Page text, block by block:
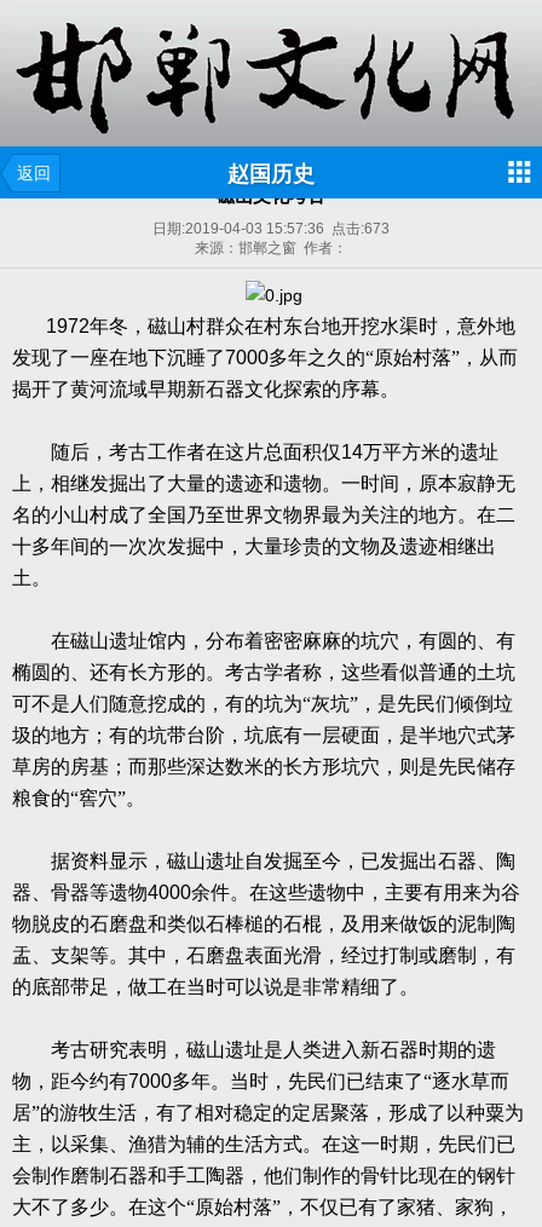
返回 赵国历史
磁山文化考古
日期:2019-04-03 15:57:36 点击:673
来源：邯郸之窗 作者：
1972年冬，磁山村群众在村东台地开挖水渠时，意外地
发现了一座在地下沉睡了7000多年之久的“原始村落”，从而
揭开了黄河流域早期新石器文化探索的序幕。
随后，考古工作者在这片总面积仅14万平方米的遗址
上，相继发掘出了大量的遗迹和遗物。一时间，原本寂静无
名的小山村成了全国乃至世界文物界最为关注的地方。在二
十多年间的一次次发掘中，大量珍贵的文物及遗迹相继出
土。
在磁山遗址馆内，分布着密密麻麻的坑穴，有圆的、有
椭圆的、还有长方形的。考古学者称，这些看似普通的土坑
可不是人们随意挖成的，有的坑为“灰坑”，是先民们倾倒垃
圾的地方；有的坑带台阶，坑底有一层硬面，是半地穴式茅
草房的房基；而那些深达数米的长方形坑穴，则是先民储存
粮食的“窖穴”。
据资料显示，磁山遗址自发掘至今，已发掘出石器、陶
器、骨器等遗物4000余件。在这些遗物中，主要有用来为谷
物脱皮的石磨盘和类似石棒槌的石棍，及用来做饭的泥制陶
盂、支架等。其中，石磨盘表面光滑，经过打制或磨制，有
的底部带足，做工在当时可以说是非常精细了。
考古研究表明，磁山遗址是人类进入新石器时期的遗
物，距今约有7000多年。当时，先民们已结束了“逐水草而
居”的游牧生活，有了相对稳定的定居聚落，形成了以种粟为
主，以采集、渔猎为辅的生活方式。在这一时期，先民们已
会制作磨制石器和手工陶器，他们制作的骨针比现在的钢针
大不了多少。在这个“原始村落”，不仅已有了家猪、家狗，